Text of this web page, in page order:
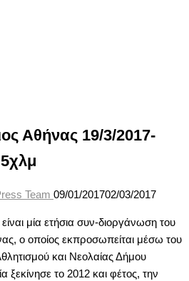
Αθήνας 19/3/2017-
Team 09/01/201702/03/2017
μία ετήσια συν-διοργάνωση του
ο οποίος εκπροσωπείται μέσω του
και Νεολαίας Δήμου
το 2012 και φέτος, την